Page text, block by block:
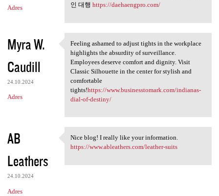
Adres
인 대행 https://daehaengpro.com/
Myra W.
Caudill
24.10.2024
Adres
Feeling ashamed to adjust
Feeling ashamed to adjust tights in the workplace
highlights the absurdity of surveillance.
Employees deserve comfort and dignity. Visit
Classic Silhouette in the center for stylish and
comfortable
tights!https://www.businesstomark.com/indianas-
dial-of-destiny/
AB
Leathers
24.10.2024
Adres
Nice blog! I really like your
Nice blog! I really like your information.
https://www.ableathers.com/leather-suits